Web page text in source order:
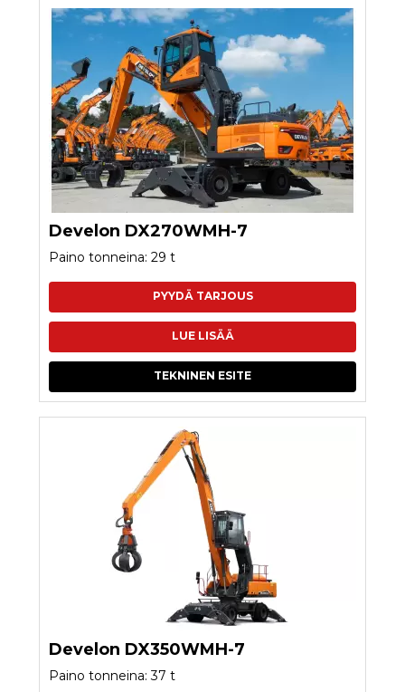
Develon DX270WMH-7
Paino tonneina: 29 t
PYYDÄ TARJOUS
LUE LISÄÄ
TEKNINEN ESITE
Develon DX350WMH-7
Paino tonneina: 37 t